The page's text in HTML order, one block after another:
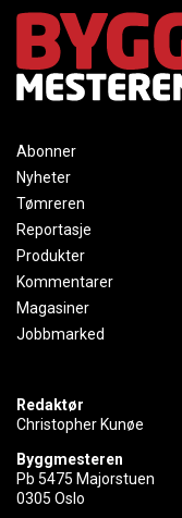
Abonner
Nyheter
Tømreren
Reportasje
Produkter
Kommentarer
Magasiner
Jobbmarked
Redaktør
Christopher Kunøe
Byggmesteren
Pb 5475 Majorstuen
0305 Oslo